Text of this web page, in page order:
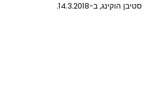
סטיבן הוקינג, ב-14.3.2018.